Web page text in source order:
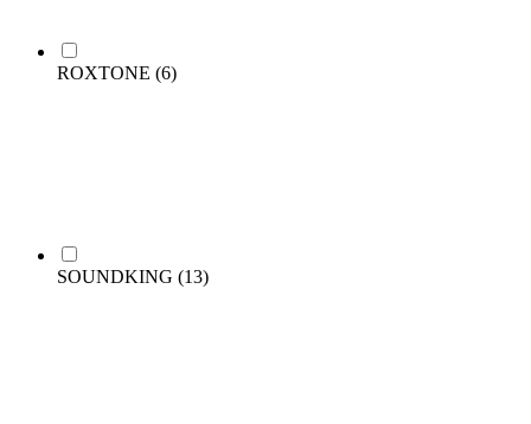
ROXTONE (6)
SOUNDKING (13)